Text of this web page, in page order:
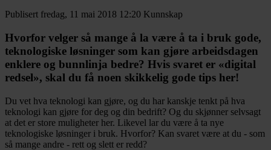
Publisert fredag, 11 mai 2018 12:20 Kunnskap
Hvorfor velger så mange å la være å ta i bruk gode,
teknologiske løsninger som kan gjøre arbeidsdagen
enklere og bunnlinja bedre? Hvis svaret er «digital
redsel», skal du få noen skikkelig gode tips her!
Du vet hva teknologi kan gjøre, og du har kanskje tenkt på hva
teknologi kan gjøre for deg og din bedrift? Og du skjønner selvsagt
at det er store muligheter her. Likevel lar du være å ta nye
teknologiske løsninger i bruk. Hvorfor? Kan svaret være at du - som
så mange andre - rett og slett er redd?